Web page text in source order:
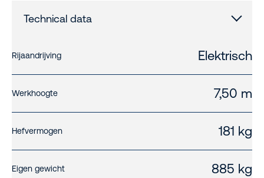
Technical data
Rijaandrijving Elektrisch
Werkhoogte 7,50 m
Hefvermogen 181 kg
Eigen gewicht 885 kg